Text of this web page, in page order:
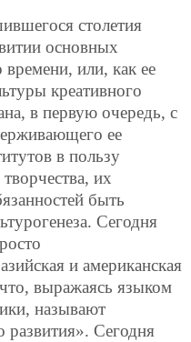
столетия
основных
или, как ее
креативного
в первую очередь, с
ее
в пользу
их
быть
Сегодня
и американская
выражаясь языком
называют
развития». Сегодня